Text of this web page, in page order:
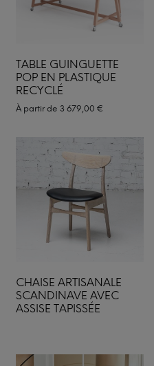
TABLE GUINGUETTE
POP EN PLASTIQUE
RECYCLÉ
À partir de 3 679,00 €
CHAISE ARTISANALE
SCANDINAVE AVEC
ASSISE TAPISSÉE